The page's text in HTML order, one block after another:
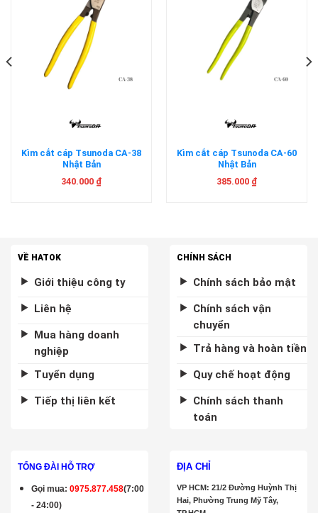
Kìm cắt cáp Tsunoda CA-38
Nhật Bản
340.000 ₫
Kìm cắt cáp Tsunoda CA-60
Nhật Bản
385.000 ₫
VỀ HATOK
Giới thiệu công ty
Liên hệ
Mua hàng doanh
nghiệp
Tuyển dụng
Tiếp thị liên kết
CHÍNH SÁCH
Chính sách bảo mật
Chính sách vận
chuyển
Trả hàng và hoàn tiền
Quy chế hoạt động
Chính sách thanh
toán
TỔNG ĐÀI HỖ TRỢ
Gọi mua:0975.877.458(7:00
- 24:00)
ĐỊA CHỈ
VP HCM: 21/2 Đường Huỳnh Thị
Hai, Phường Trung Mỹ Tây,